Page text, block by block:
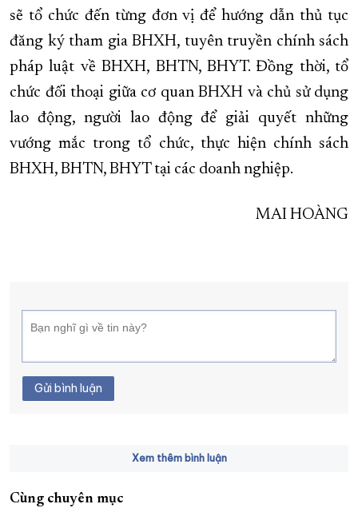
sẽ tổ chức đến từng đơn vị để hướng dẫn thủ tục
đăng ký tham gia BHXH, tuyên truyền chính sách
pháp luật về BHXH, BHTN, BHYT. Đồng thời, tổ
chức đối thoại giữa cơ quan BHXH và chủ sử dụng
lao động, người lao động để giải quyết những
vướng mắc trong tổ chức, thực hiện chính sách
BHXH, BHTN, BHYT tại các doanh nghiệp.
MAI HOÀNG
Gửi bình luận
Xem thêm bình luận
Cùng chuyên mục